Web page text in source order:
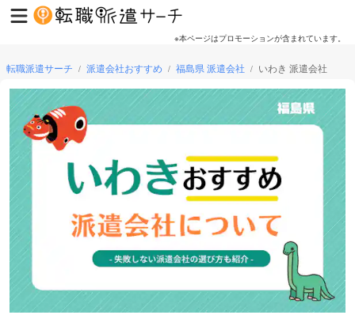
※本ページはプロモーションが含まれています。
転職派遣サーチ / 派遣会社おすすめ / 福島県 派遣会社 / いわき 派遣会社